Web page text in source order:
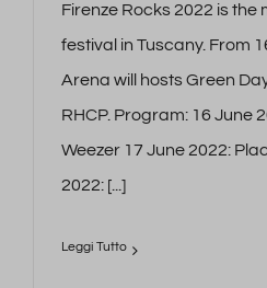
Firenze Rocks 2022 is
festival in Tuscany. From
Arena will hosts Green
RHCP. Program: 16 June
Weezer 17 June 2022:
2022: [...]